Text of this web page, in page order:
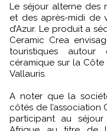
Le séjour alterne des
et des après-midi de
d’Azur. Le produit a
Ceramic Crea
touristiques
céramique sur la Côte
Vallauris.
A noter que la
côtés de
participant au